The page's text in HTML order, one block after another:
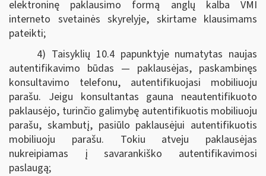
elektroninę paklausimo formą anglų kalba VMI
interneto svetainės skyrelyje, skirtame klausimams
pateikti;
4) Taisyklių 10.4 papunktyje numatytas naujas
autentifikavimo būdas — paklausėjas, paskambinęs
konsultavimo telefonu, autentifikuojasi mobiliuoju
parašu. Jeigu konsultantas gauna neautentifikuoto
paklausėjo, turinčio galimybę autentifikuotis mobiliuoju
parašu, skambutį, pasiūlo paklausėjui autentifikuotis
mobiliuoju parašu. Tokiu atveju paklausėjas
nukreipiamas į savarankiško autentifikavimosi
paslaugą;